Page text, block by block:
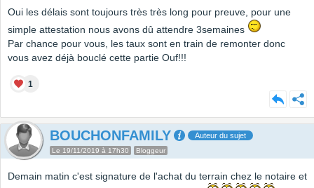
Oui les délais sont toujours très très long pour preuve, pour une
simple attestation nous avons dû attendre 3semaines
Par chance pour vous, les taux sont en train de remonter donc
vous avez déjà bouclé cette partie Ouf!!!
1
BOUCHONFAMILY Auteur du sujet
Le 19/11/2019 à 17h30 Bloggeur
Demain matin c'est signature de l'achat du terrain chez le notaire et